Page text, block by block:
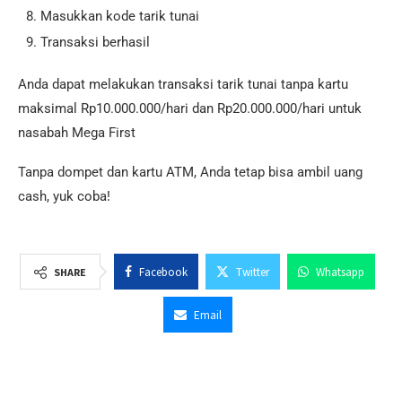
Masukkan kode tarik tunai
Transaksi berhasil
Anda dapat melakukan transaksi tarik tunai tanpa kartu
maksimal Rp10.000.000/hari dan Rp20.000.000/hari untuk
nasabah Mega First
Tanpa dompet dan kartu ATM, Anda tetap bisa ambil uang
cash, yuk coba!
SHARE Facebook Twitter Whatsapp
Email